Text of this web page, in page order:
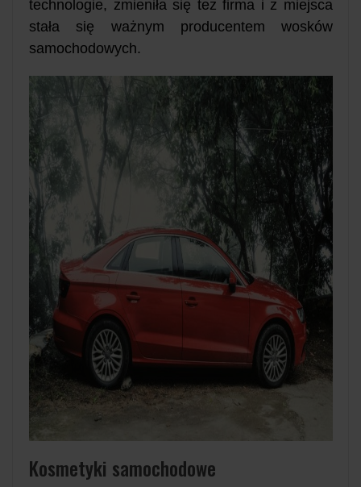
technologie, zmieniła się też firma i z miejsca
stała się ważnym producentem wosków
samochodowych.
Kosmetyki samochodowe